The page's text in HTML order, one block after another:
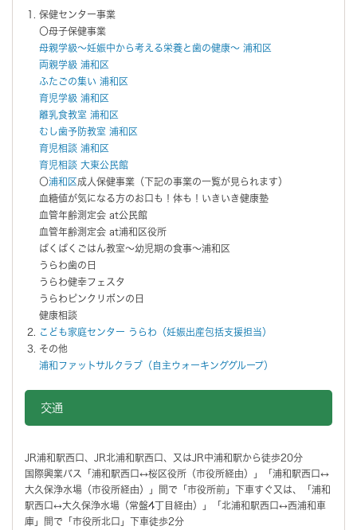
保健センター事業
〇母子保健事業
母親学級～妊娠中から考える栄養と歯の健康～ 浦和区
両親学級 浦和区
ふたごの集い 浦和区
育児学級 浦和区
離乳食教室 浦和区
むし歯予防教室 浦和区
育児相談 浦和区
育児相談 大東公民館
〇浦和区成人保健事業（下記の事業の一覧が見られます）
血糖値が気になる方のお口も！体も！いきいき健康塾
血管年齢測定会 at公民館
血管年齢測定会 at浦和区役所
ぱくぱくごはん教室～幼児期の食事～浦和区
うらわ歯の日
うらわ健幸フェスタ
うらわピンクリボンの日
健康相談
こども家庭センター うらわ（妊娠出産包括支援担当）
その他
浦和ファットサルクラブ（自主ウォーキンググループ）
交通
JR浦和駅西口、JR北浦和駅西口、又はJR中浦和駅から徒歩20分
国際興業バス「浦和駅西口↔桜区役所（市役所経由）」「浦和駅西口↔
大久保浄水場（市役所経由）」間で「市役所前」下車すぐ又は、「浦和
駅西口↔大久保浄水場（常盤4丁目経由）」「北浦和駅西口↔西浦和車
庫」間で「市役所北口」下車徒歩2分